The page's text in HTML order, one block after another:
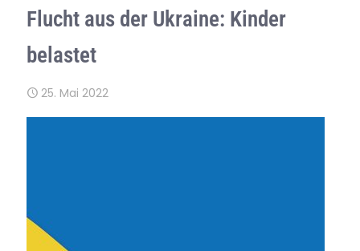
Flucht aus der Ukraine: Kinder
belastet
25. Mai 2022